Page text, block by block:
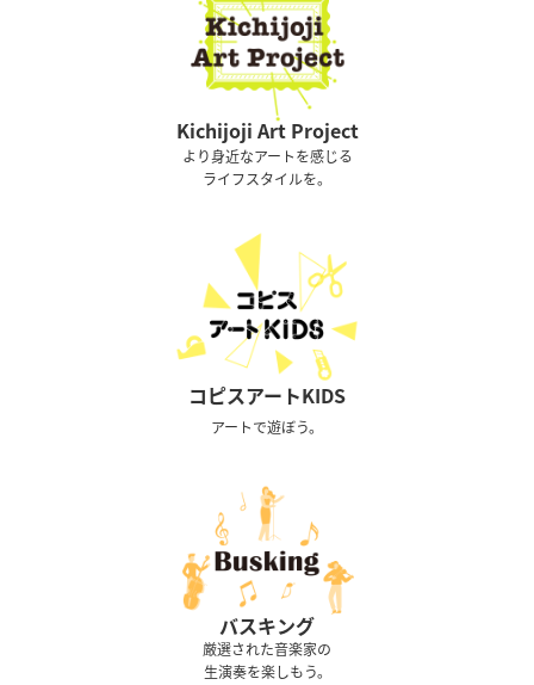
Kichijoji Art Project
より身近なアートを感じる
ライフスタイルを。
コピスアートKIDS
アートで遊ぼう。
バスキング
厳選された音楽家の
生演奏を楽しもう。